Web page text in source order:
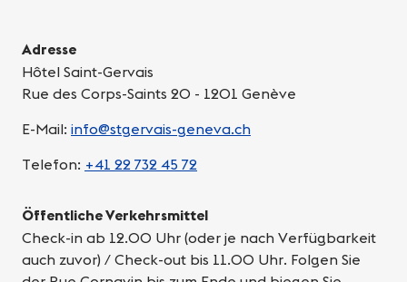
Adresse
Hôtel Saint-Gervais
Rue des Corps-Saints 20 - 1201 Genève
E-Mail: info@stgervais-geneva.ch
Telefon: +41 22 732 45 72
Öffentliche Verkehrsmittel
Check-in ab 12.00 Uhr (oder je nach Verfügbarkeit
auch zuvor) / Check-out bis 11.00 Uhr. Folgen Sie